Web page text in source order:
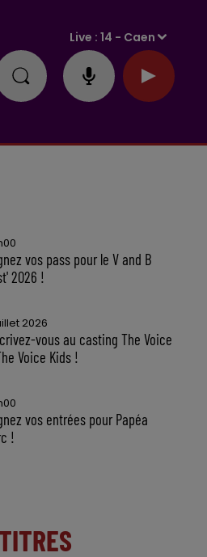
Live :14 - Caen
vos pass pour le V and B
2026 !
2026
vous au casting The Voice
Voice Kids !
vos entrées pour Papéa
!